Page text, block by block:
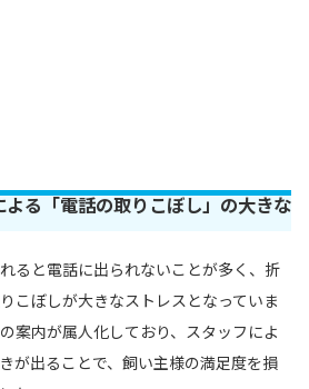
る「電話の取りこぼし」の大きな
ると電話に出られないことが多く、折
こぼしが大きなストレスとなっていま
案内が属人化しており、スタッフによ
が出ることで、飼い主様の満足度を損